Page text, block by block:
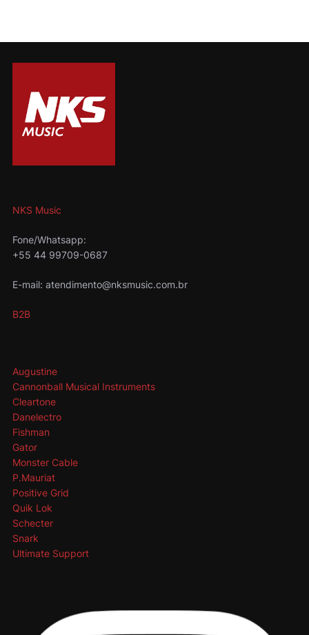
NKS Music
Fone/Whatsapp:
+55 44 99709-0687
E-mail: atendimento@nksmusic.com.br
B2B
Augustine
Cannonball Musical Instruments
Cleartone
Danelectro
Fishman
Gator
Monster Cable
P.Mauriat
Positive Grid
Quik Lok
Schecter
Snark
Ultimate Support